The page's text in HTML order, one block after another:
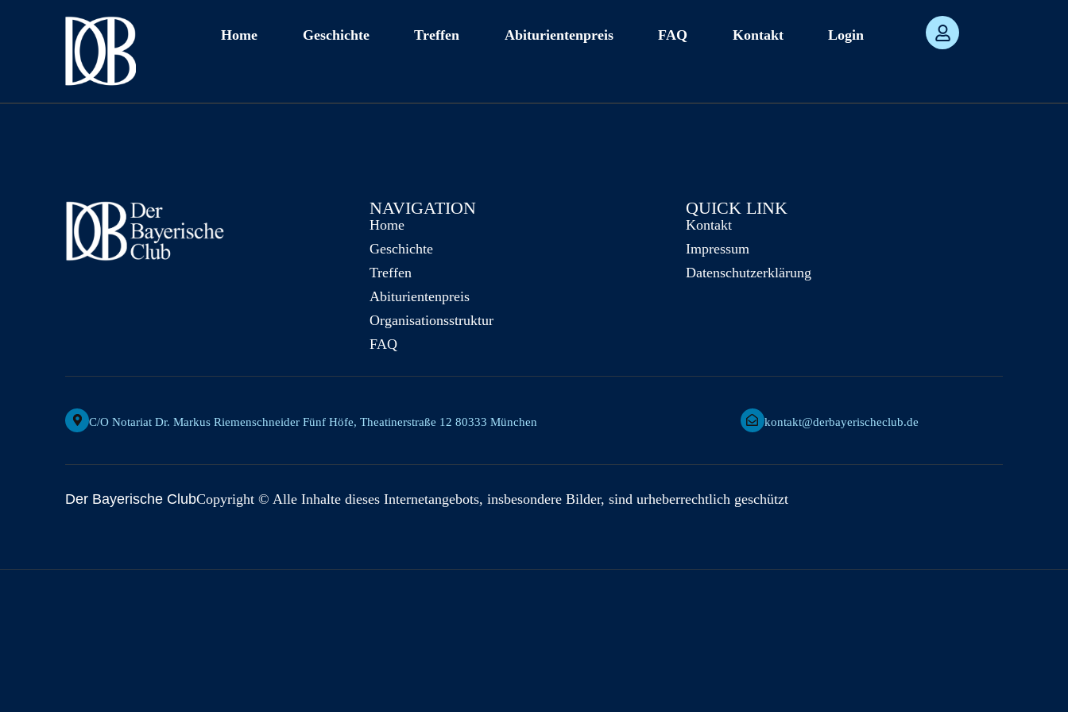
Home Geschichte Treffen Abiturientenpreis FAQ Kontakt Login
NAVIGATION
Home
Geschichte
Treffen
Abiturientenpreis
Organisationsstruktur
FAQ
QUICK LINK
Kontakt
Impressum
Datenschutzerklärung
C/o Notariat Dr. Markus Riemenschneider Fünf Höfe, Theatinerstraße 12 80333 München kontakt@derbayerischeclub.de
Der Bayerische ClubCopyright © Alle Inhalte dieses Internetangebots, insbesondere Bilder, sind urheberrechtlich geschützt